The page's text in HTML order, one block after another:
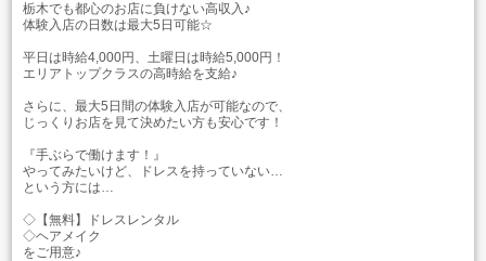
栃木でも都心のお店に負けない高収入♪
体験入店の日数は最大5日可能☆
平日は時給4,000円、土曜日は時給5,000円！
エリアトップクラスの高時給を支給♪
さらに、最大5日間の体験入店が可能なので、
じっくりお店を見て決めたい方も安心です！
『手ぶらで働けます！』
やってみたいけど、ドレスを持っていない…
という方には…
◇【無料】ドレスレンタル
◇ヘアメイク
をご用意♪